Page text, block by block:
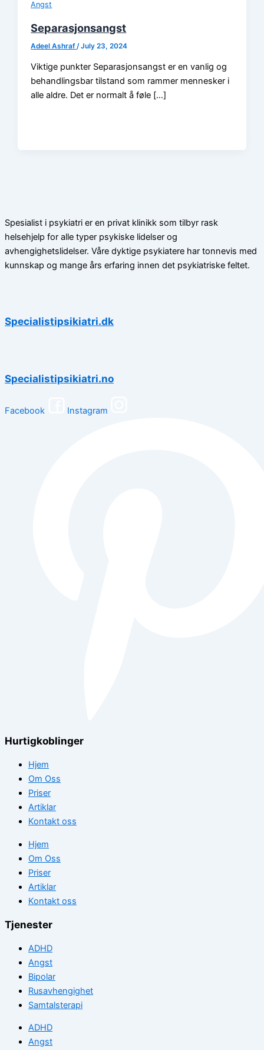
Angst
Separasjonsangst
Adeel Ashraf/July 23, 2024
Viktige punkter Separasjonsangst er en vanlig og
behandlingsbar tilstand som rammer mennesker i
alle aldre. Det er normalt å føle […]
Spesialist i psykiatri er en privat klinikk som tilbyr rask
helsehjelp for alle typer psykiske lidelser og
avhengighetslidelser. Våre dyktige psykiatere har tonnevis med
kunnskap og mange års erfaring innen det psykiatriske feltet.
Specialistipsikiatri.dk
Specialistipsikiatri.no
Facebook Instagram
Hurtigkoblinger
Hjem
Om Oss
Priser
Artiklar
Kontakt oss
Hjem
Om Oss
Priser
Artiklar
Kontakt oss
Tjenester
ADHD
Angst
Bipolar
Rusavhengighet
Samtalsterapi
ADHD
Angst